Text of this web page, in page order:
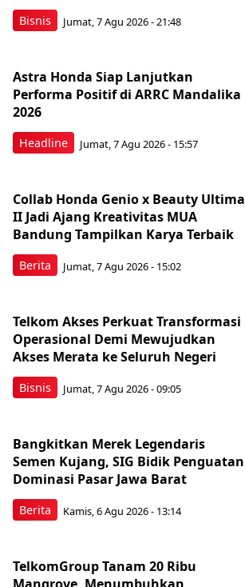
Bisnis Jumat, 7 Agu 2026 - 21:48
Headline
Astra Honda Siap Lanjutkan
Performa Positif di ARRC Mandalika
2026
Jumat, 7 Agu 2026 - 15:57
Berita
Collab Honda Genio x Beauty Ultima
II Jadi Ajang Kreativitas MUA
Bandung Tampilkan Karya Terbaik
Jumat, 7 Agu 2026 - 15:02
Bisnis
Telkom Akses Perkuat Transformasi
Operasional Demi Mewujudkan
Akses Merata ke Seluruh Negeri
Jumat, 7 Agu 2026 - 09:05
Berita
Bangkitkan Merek Legendaris
Semen Kujang, SIG Bidik Penguatan
Dominasi Pasar Jawa Barat
Kamis, 6 Agu 2026 - 13:14
TelkomGroup Tanam 20 Ribu